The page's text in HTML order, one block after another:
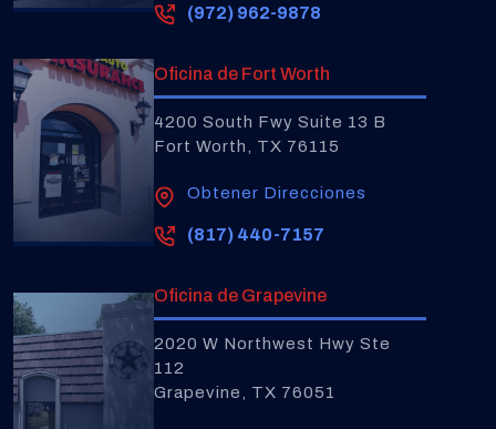
(972) 962-9878
Oficina de Fort Worth
4200 South Fwy Suite 13 B
Fort Worth, TX 76115
Obtener Direcciones
(817) 440-7157
Oficina de Grapevine
2020 W Northwest Hwy Ste
112
Grapevine, TX 76051